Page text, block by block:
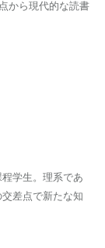
から現代的な読書
学生。理系であ
差点で新たな知